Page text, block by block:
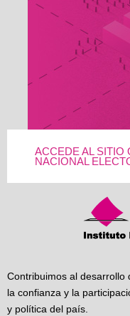
ACCEDE AL SITIO
NACIONAL
Contribuimos al desarrollo
la confianza y la
y política del país.